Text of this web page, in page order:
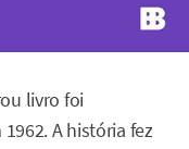
livro foi
A história fez